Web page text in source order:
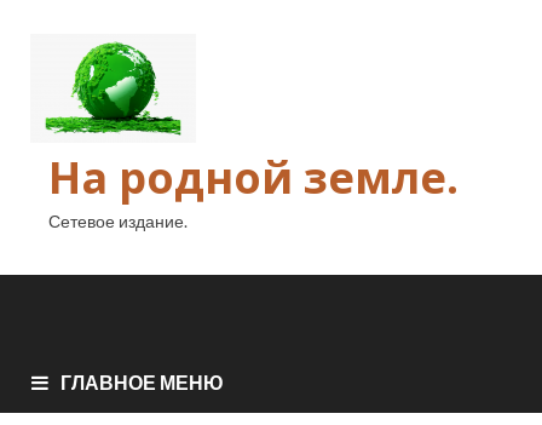
На родной земле.
Сетевое издание.
ГЛАВНОЕ МЕНЮ